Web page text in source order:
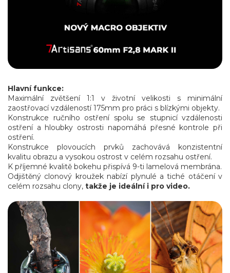
Hlavní funkce:
Maximální zvětšení 1:1 v životní velikosti s minimální
zaostřovací vzdáleností 175mm pro práci s blízkými objekty.
Konstrukce ručního ostření spolu se stupnicí vzdálenosti
ostření a hloubky ostrosti napomáhá přesné kontrole při
ostření.
Konstrukce plovoucích prvků zachovává konzistentní
kvalitu obrazu a vysokou ostrost v celém rozsahu ostření.
K příjemné kvalitě bokehu přispívá 9-ti lamelová membrána.
Odjištěný clonový kroužek nabízí plynulé a tiché otáčení v
celém rozsahu clony, takže je ideální i pro video.